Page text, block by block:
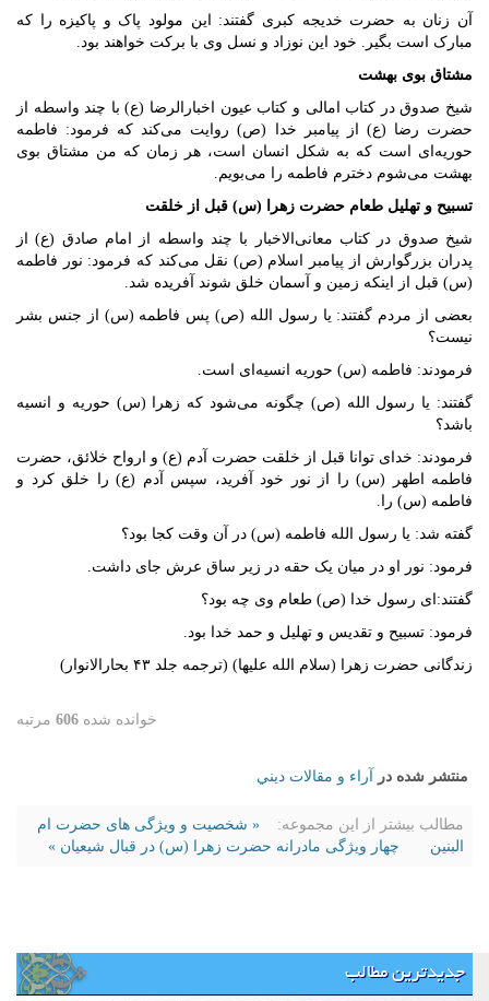
آن زنان به حضرت خدیجه کبری گفتند: این مولود پاک و پاکیزه را که
مبارک است بگیر. خود این نوزاد و نسل وی با برکت خواهند بود.
مشتاق بوی بهشت
شیخ صدوق در کتاب امالی و کتاب عیون اخبارالرضا (ع) با چند واسطه از
حضرت رضا (ع) از پیامبر خدا (ص) روایت می‌کند که فرمود: فاطمه
حوریه‌ای است که به شکل انسان است، هر زمان که من مشتاق بوی
بهشت می‌شوم دخترم فاطمه را می‌بویم.
تسبیح و تهلیل طعام حضرت زهرا (س) قبل از خلقت
شیخ صدوق در کتاب معانی‌الاخبار با چند واسطه از امام صادق (ع) از
پدران بزرگوارش از پیامبر اسلام (ص) نقل می‌کند که فرمود: نور فاطمه
(س) قبل از اینکه زمین و آسمان خلق شوند آفریده شد.
بعضی از مردم گفتند: یا رسول الله (ص) پس فاطمه (س) از جنس بشر
نیست؟
فرمودند: فاطمه (س) حوریه انسیه‌ای است.
گفتند: یا رسول الله (ص) چگونه می‌شود که زهرا (س) حوریه و انسیه
باشد؟
فرمودند: خدای توانا قبل از خلقت حضرت آدم (ع) و ارواح خلائق، حضرت
فاطمه اطهر (س) را از نور خود آفرید، سپس آدم (ع) را خلق کرد و
فاطمه (س) را.
گفته شد: یا رسول الله فاطمه (س) در آن وقت کجا بود؟
فرمود: نور او در میان یک حقه در زیر ساق عرش جای داشت.
گفتند:‌ای رسول خدا (ص) طعام وی چه بود؟
فرمود: تسبیح و تقدیس و تهلیل و حمد خدا بود.
زندگانی حضرت زهرا (سلام الله علیها) (ترجمه جلد ۴۳ بحارالانوار)
خوانده شده 606 مرتبه
منتشر شده در آراء و مقالات ديني
مطالب بیشتر از این مجموعه:
« شخصیت و ویژگی های حضرت ام
البنین
چهار ویژگی مادرانه حضرت زهرا (س) در قبال شیعیان »
جدیدترین مطالب